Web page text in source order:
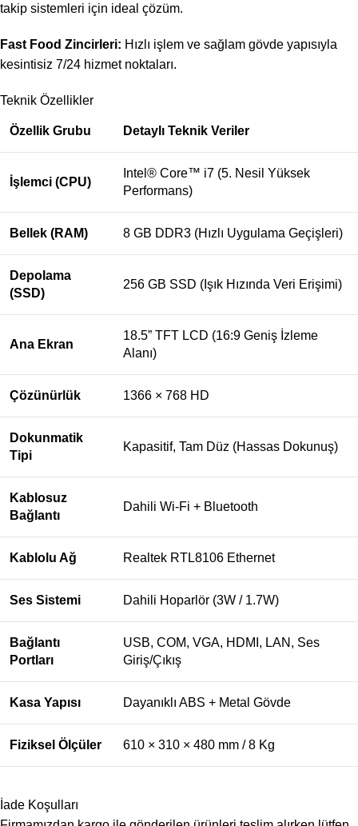
takip sistemleri için ideal çözüm.
Fast Food Zincirleri: Hızlı işlem ve sağlam gövde yapısıyla
kesintisiz 7/24 hizmet noktaları.
Teknik Özellikler
Özellik Grubu Detaylı Teknik Veriler
İşlemci (CPU)
Intel® Core™ i7 (5. Nesil Yüksek
Performans)
Bellek (RAM) 8 GB DDR3 (Hızlı Uygulama Geçişleri)
Depolama
(SSD)
256 GB SSD (Işık Hızında Veri Erişimi)
Ana Ekran
18.5” TFT LCD (16:9 Geniş İzleme
Alanı)
Çözünürlük 1366 × 768 HD
Dokunmatik
Tipi
Kapasitif, Tam Düz (Hassas Dokunuş)
Kablosuz
Bağlantı
Dahili Wi-Fi + Bluetooth
Kablolu Ağ Realtek RTL8106 Ethernet
Ses Sistemi Dahili Hoparlör (3W / 1.7W)
Bağlantı
Portları
USB, COM, VGA, HDMI, LAN, Ses
Giriş/Çıkış
Kasa Yapısı Dayanıklı ABS + Metal Gövde
Fiziksel Ölçüler 610 × 310 × 480 mm / 8 Kg
İade Koşulları